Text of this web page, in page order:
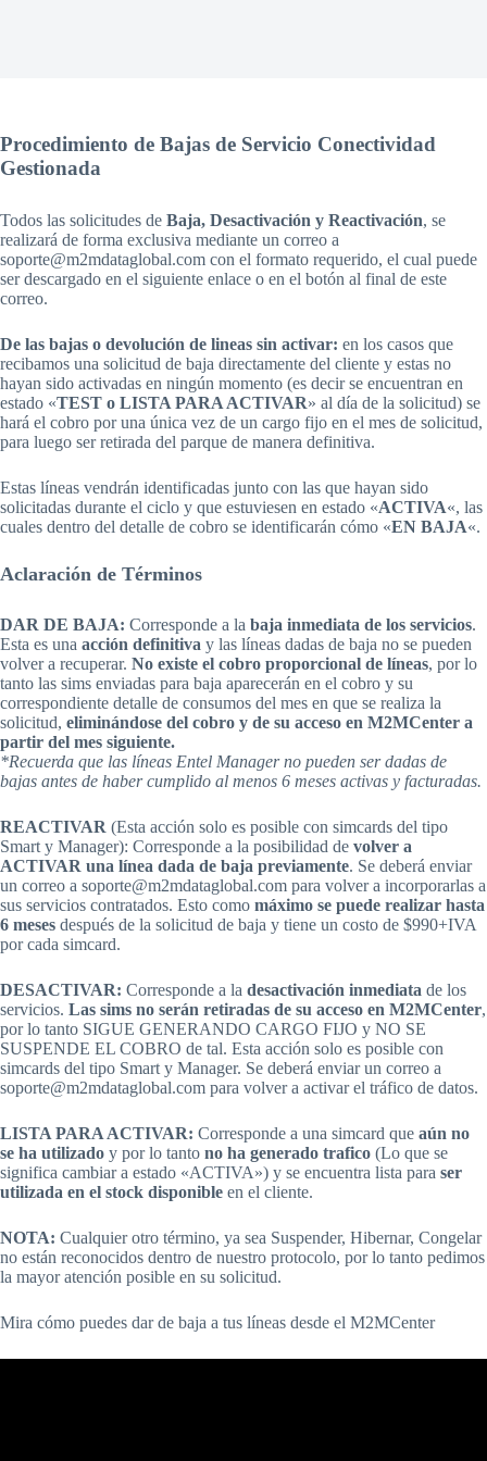
Procedimiento de Bajas de Servicio Conectividad
Gestionada
Todos las solicitudes de Baja, Desactivación y Reactivación, se
realizará de forma exclusiva mediante un correo a
soporte@m2mdataglobal.com con el formato requerido, el cual puede
ser descargado en el siguiente enlace o en el botón al final de este
correo.
De las bajas o devolución de lineas sin activar: en los casos que
recibamos una solicitud de baja directamente del cliente y estas no
hayan sido activadas en ningún momento (es decir se encuentran en
estado «TEST o LISTA PARA ACTIVAR» al día de la solicitud) se
hará el cobro por una única vez de un cargo fijo en el mes de solicitud,
para luego ser retirada del parque de manera definitiva.
Estas líneas vendrán identificadas junto con las que hayan sido
solicitadas durante el ciclo y que estuviesen en estado «ACTIVA«, las
cuales dentro del detalle de cobro se identificarán cómo «EN BAJA«.
Aclaración de Términos
DAR DE BAJA: Corresponde a la baja inmediata de los servicios.
Esta es una acción definitiva y las líneas dadas de baja no se pueden
volver a recuperar. No existe el cobro proporcional de líneas, por lo
tanto las sims enviadas para baja aparecerán en el cobro y su
correspondiente detalle de consumos del mes en que se realiza la
solicitud, eliminándose del cobro y de su acceso en M2MCenter a
partir del mes siguiente.
*Recuerda que las líneas Entel Manager no pueden ser dadas de
bajas antes de haber cumplido al menos 6 meses activas y facturadas.
REACTIVAR (Esta acción solo es posible con simcards del tipo
Smart y Manager): Corresponde a la posibilidad de volver a
ACTIVAR una línea dada de baja previamente. Se deberá enviar
un correo a soporte@m2mdataglobal.com para volver a incorporarlas a
sus servicios contratados. Esto como máximo se puede realizar hasta
6 meses después de la solicitud de baja y tiene un costo de $990+IVA
por cada simcard.
DESACTIVAR: Corresponde a la desactivación inmediata de los
servicios. Las sims no serán retiradas de su acceso en M2MCenter,
por lo tanto SIGUE GENERANDO CARGO FIJO y NO SE
SUSPENDE EL COBRO de tal. Esta acción solo es posible con
simcards del tipo Smart y Manager. Se deberá enviar un correo a
soporte@m2mdataglobal.com para volver a activar el tráfico de datos.
LISTA PARA ACTIVAR: Corresponde a una simcard que aún no
se ha utilizado y por lo tanto no ha generado trafico (Lo que se
significa cambiar a estado «ACTIVA») y se encuentra lista para ser
utilizada en el stock disponible en el cliente.
NOTA: Cualquier otro término, ya sea Suspender, Hibernar, Congelar
no están reconocidos dentro de nuestro protocolo, por lo tanto pedimos
la mayor atención posible en su solicitud.
Mira cómo puedes dar de baja a tus líneas desde el M2MCenter